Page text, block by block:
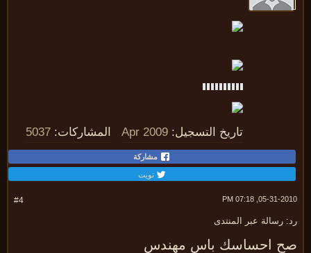
تاريخ التسجيل: Apr 2009 المشاركات: 5037
مشاركة
تويت
05-31-2010,
رسالة عبر المنتدى
احساسك باس مهندس